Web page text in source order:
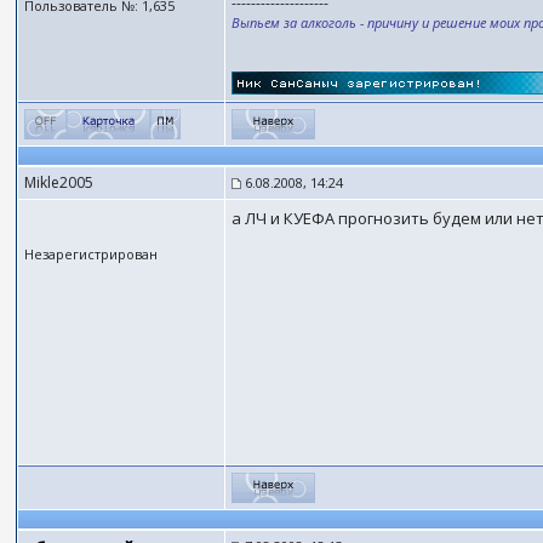
Пользователь №: 1,635
Выпьем за алкоголь - причину и решение моих
Mikle2005 6.08.2008, 14:24
Незарегистрирован
а ЛЧ и КУЕФА прогнозить будем или